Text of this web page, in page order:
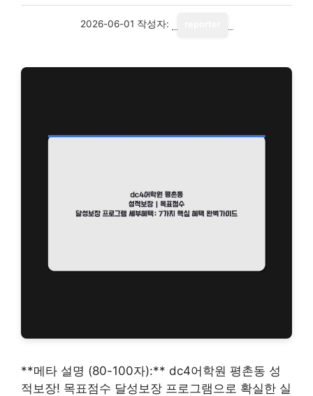
2026-06-01 작성자:
**메타 설명 (80-100자):** dc4어학원 평촌동 성
적보장! 목표점수 달성보장 프로그램으로 확실한 실